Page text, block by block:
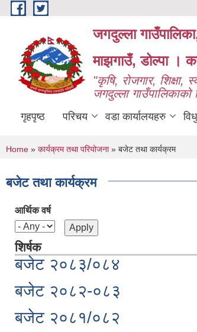
Skip to main content
जगदुल्ला
माझगाउँ, डोल्पा ।
"कृषि, रोजगार, शिक्षा,
जगदुल्ला
गृहपृष्ठ परिचय वडा कार्यालयहरु
You are here
Home » कार्यक्रम तथा परियोजना» बजेट तथा कार्यक्रम
बजेट तथा कार्यक्रम
आर्थिक वर्ष
शिर्षक
बजेट २०८३/०८४
बजेट २०८२-०८३
बजेट २०८१/०८२